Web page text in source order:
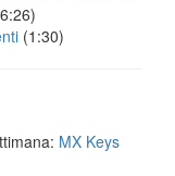
(1:30)
MX Keys